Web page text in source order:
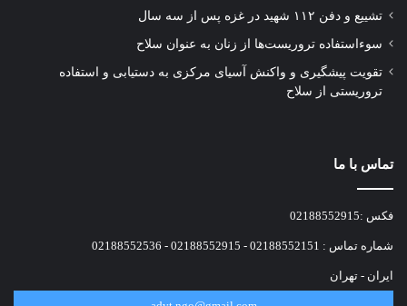
تشییع و دفن ۱۱۲ شهید در غزه پس از سه سال
سوءاستفاده تروریست‌ها از زنان به عنوان سلاح
تقویت پیشگیری و واکنش آسیای مرکزی به دستیابی و استفاده
تروریستی از سلاح
تماس با ما
فکس :02188552915
شماره تماس : 02188552151 - 02188552915 - 02188552536
ایران - تهران